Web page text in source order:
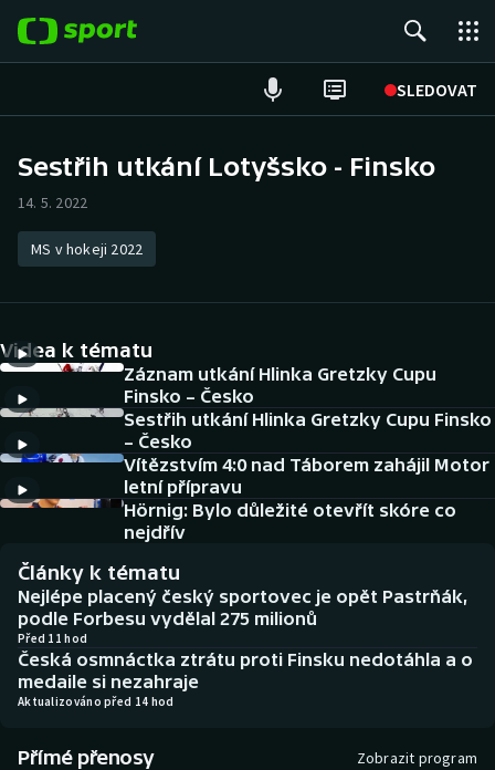
SLEDOVAT
Hokej
Tenis
Atletika
Cyklistika
DALŠÍ SPORTY
Americký fotbal
Baseball a softbal
Basketbal
Biatlon
Boby a skeleton
NEPŘEHLÉDNĚTE
Soutěže
Historické návraty
Aplikace ČT sport
AZ kvíz
Sestřih utkání Lotyšsko - Finsko
14. 5. 2022
MS v hokeji 2022
Videa k tématu
Záznam utkání Hlinka Gretzky Cupu
Finsko – Česko
Sestřih utkání Hlinka Gretzky Cupu Finsko
– Česko
Vítězstvím 4:0 nad Táborem zahájil Motor
letní přípravu
Hörnig: Bylo důležité otevřít skóre co
nejdřív
Články k tématu
Nejlépe placený český sportovec je opět Pastrňák,
podle Forbesu vydělal 275 milionů
Před 11 hod
Česká osmnáctka ztrátu proti Finsku nedotáhla a o
medaile si nezahraje
Aktualizováno před 14 hod
Přímé přenosy Zobrazit program